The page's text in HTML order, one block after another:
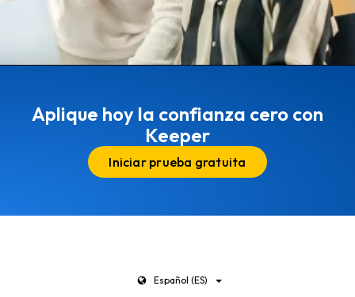
Aplique hoy la confianza cero con
Keeper
Iniciar prueba gratuita
Español (ES)